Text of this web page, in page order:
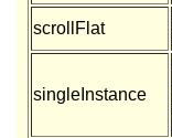
scrollFlat
singleInstance